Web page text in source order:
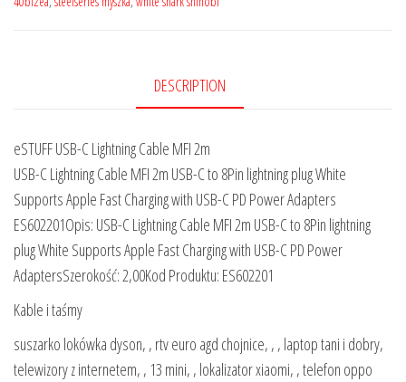
DESCRIPTION
eSTUFF USB-C Lightning Cable MFI 2m
USB-C Lightning Cable MFI 2m USB-C to 8Pin lightning plug White
Supports Apple Fast Charging with USB-C PD Power Adapters
ES602201Opis: USB-C Lightning Cable MFI 2m USB-C to 8Pin lightning
plug White Supports Apple Fast Charging with USB-C PD Power
AdaptersSzerokość: 2,00Kod Produktu: ES602201
Kable i taśmy
suszarko lokówka dyson, , rtv euro agd chojnice, , , laptop tani i dobry,
telewizory z internetem, , 13 mini, , lokalizator xiaomi, , telefon oppo